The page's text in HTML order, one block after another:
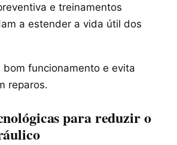
e treinamentos
a estender a vida útil dos
bom funcionamento e evita
reparos.
para reduzir o